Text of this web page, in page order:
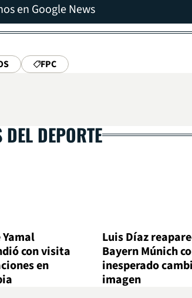
en Google News
FPC
DEPORTE
con visita
en
Luis Díaz
Bayern Múnich
inesperado
imagen